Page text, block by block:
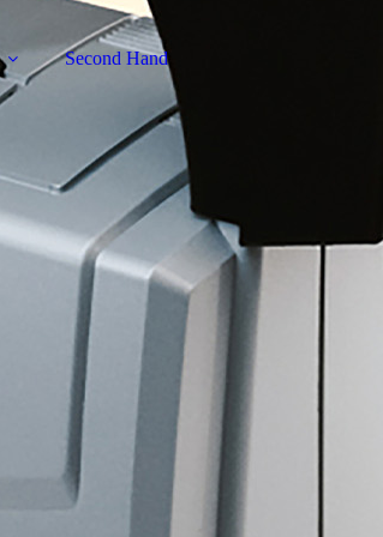
Second Hand